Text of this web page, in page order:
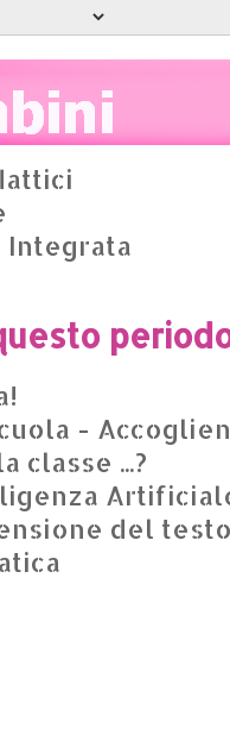
Integrata
-
classe ...?
del